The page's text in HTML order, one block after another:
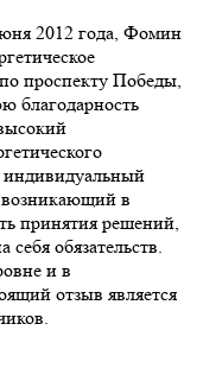
2012 года, Фомин
проспекту Победы,
благодарность
индивидуальный
в
принятия решений,
обязательств.
и в
отзыв является